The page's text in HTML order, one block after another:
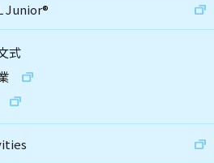
Junior®
式